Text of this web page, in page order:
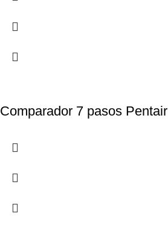
Comparador 7 pasos Pentair